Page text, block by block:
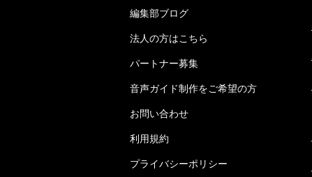
編集部ブログ
法人の方はこちら
パートナー募集
音声ガイド制作をご希望の方
お問い合わせ
利用規約
プライバシーポリシー